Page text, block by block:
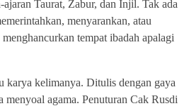
Taurat, Zabur, dan Injil. Tak ada
menyarankan, atau
tempat ibadah apalagi
karya kelimanya. Ditulis dengan gaya
menyoal agama. Penuturan Cak Rusdi